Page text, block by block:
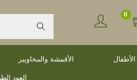
Search
0
الأقمشة والمخاويير
العود